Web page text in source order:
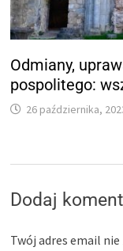
Odmiany,
pospolitego:
26 października,
Dodaj
Twój adres email